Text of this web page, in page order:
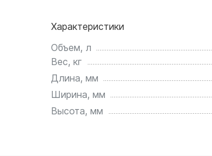
Характеристики
Объем, л
Вес, кг
Длина, мм
Ширина, мм
Высота, мм